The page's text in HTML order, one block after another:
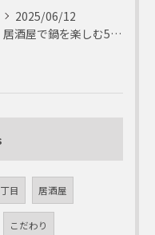
2025/06/12
居酒屋で鍋を楽しむ5つの理由 ゆったりとした時間を
目 居酒屋
こだわり